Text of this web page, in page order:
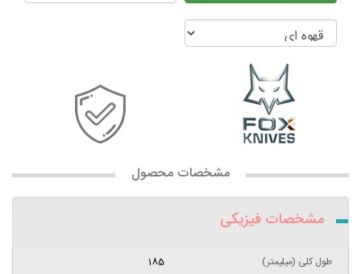
مشخصات محصول
مشخصات فیزیکی
طول کلی (میلیمتر) 185